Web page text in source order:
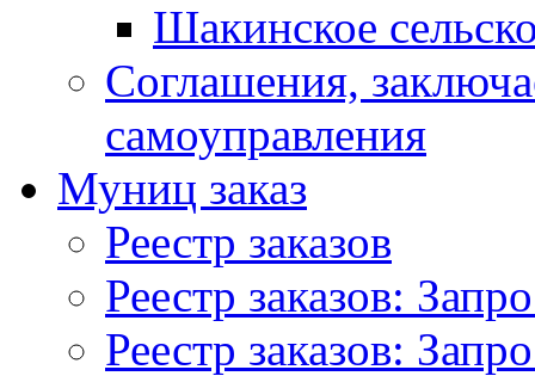
Шакинское
Соглашения,
самоуправления
Муниц заказ
Реестр заказов
Реестр заказов:
Реестр заказов: